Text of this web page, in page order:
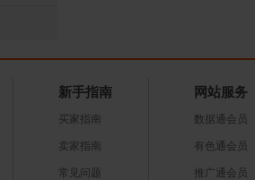
新手指南
买家指南
卖家指南
常见问题
网站服务
数据通会员
有色通会员
推广通会员